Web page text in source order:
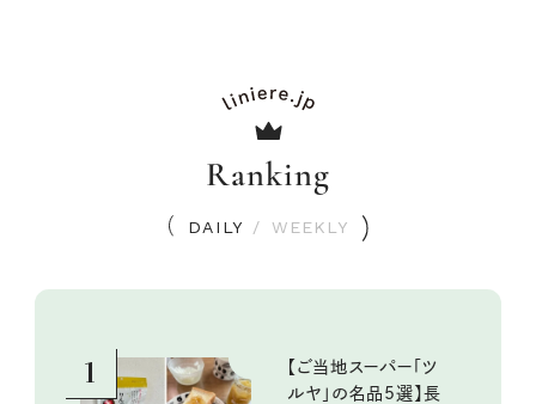
Ranking
DAILY / WEEKLY
1
【ご当地スーパー「ツ
ルヤ」の名品5選】長